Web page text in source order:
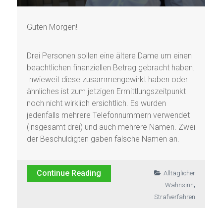
Guten Morgen!
Drei Personen sollen eine ältere Dame um einen
beachtlichen finanziellen Betrag gebracht haben.
Inwieweit diese zusammengewirkt haben oder
ähnliches ist zum jetzigen Ermittlungszeitpunkt
noch nicht wirklich ersichtlich. Es wurden
jedenfalls mehrere Telefonnummern verwendet
(insgesamt drei) und auch mehrere Namen. Zwei
der Beschuldigten gaben falsche Namen an.
Continue Reading
Alltäglicher
Wahnsinn,
Strafverfahren